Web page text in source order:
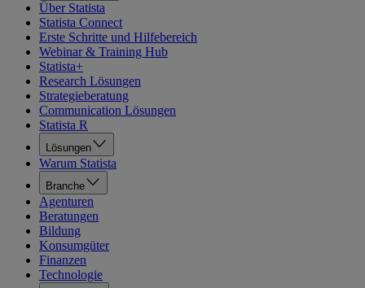
Über Statista
Statista Connect
Erste Schritte und Hilfebereich
Webinar & Training Hub
Statista+
Research Lösungen
Strategieberatung
Communication Lösungen
Statista R
Lösungen
Warum Statista
Branche
Agenturen
Beratungen
Bildung
Konsumgüter
Finanzen
Technologie